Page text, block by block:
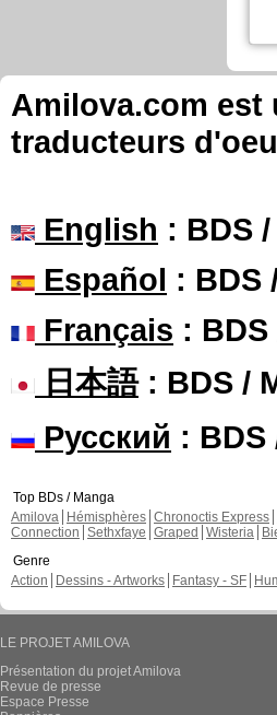
Amilova.com est
traducteurs
English : BDS
Español : BDS
Français : BDS
日本語: BDS /
Русский : BDS
Top BDs / Manga
Amilova
Hémisphères Chronoctis Express
Connection Sethxfaye Graped Wisteria
Genre
Action
Dessins - Artworks Fantasy - SF
LE PROJET AMILOVA
Présentation du projet Amilova
Revue de presse
Espace Presse